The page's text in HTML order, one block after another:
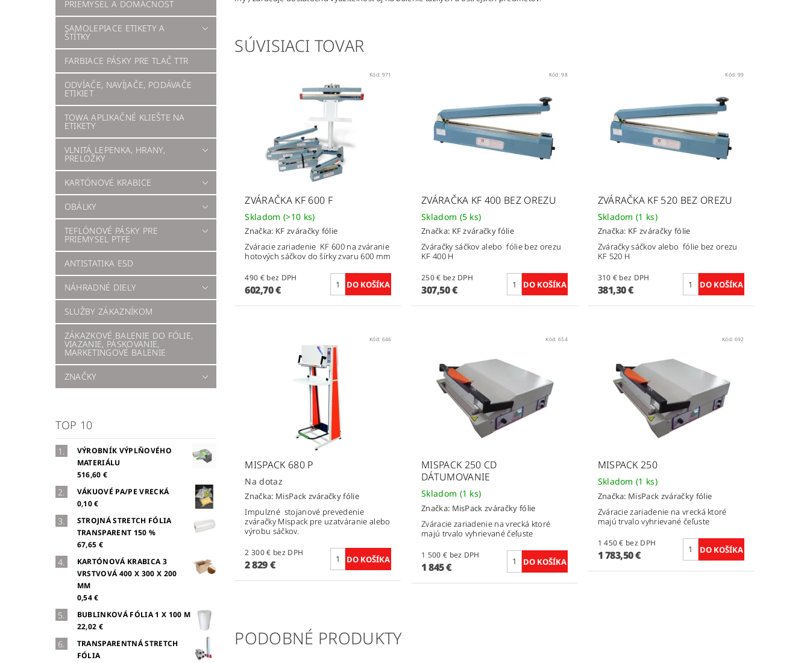
PRIEMYSEL A DOMÁCNOSŤ
SAMOLEPIACE ETIKETY A
ŠTÍTKY
FARBIACE PÁSKY PRE TLAČ TTR
ODVÍAČE, NAVÍJAČE, PODÁVAČE
ETIKIET
TOWA APLIKAČNÉ KLIEŠTE NA
ETIKETY
VLNITÁ LEPENKA, HRANY,
PRELOŽKY
KARTÓNOVÉ KRABICE
OBÁLKY
TEFLÓNOVÉ PÁSKY PRE
PRIEMYSEL PTFE
ANTISTATIKA ESD
NÁHRADNÉ DIELY
SLUŽBY ZÁKAZNÍKOM
ZÁKAZKOVÉ BALENIE DO FÓLIE,
VIAZANIE, PÁSKOVANIE,
MARKETINGOVÉ BALENIE
ZNAČKY
TOP 10
VÝROBNÍK VÝPLŇOVÉHO
MATERIÁLU
516,60 €
VÁKUOVÉ PA/PE VRECKÁ
0,10 €
STROJNÁ STRETCH FÓLIA
TRANSPARENT 150 %
67,65 €
KARTÓNOVÁ KRABICA 3
VRSTVOVÁ 400 X 300 X 200
MM
0,54 €
BUBLINKOVÁ FÓLIA 1 X 100 M
22,02 €
TRANSPARENTNÁ STRETCH
FÓLIA
SÚVISIACI TOVAR
Kód: 971
ZVÁRAČKA KF 600 F
Skladom (>10 ks)
Značka:
KF zváračky fólie
Zváracie zariadenie KF 600 na zváranie
hotových sáčkov do šírky zvaru 600 mm
490 € bez DPH
602,70 €
Kód:98
ZVÁRAČKA KF 400 BEZ OREZU
Skladom (5 ks)
Značka:
KF zváračky fólie
Zváračky sáčkov alebo fólie bez orezu
KF 400 H
250 € bez DPH
307,50 €
Kód: 99
ZVÁRAČKA KF 520 BEZ OREZU
Skladom(1 ks)
Značka:
KF zváračky fólie
Zváračky sáčkov alebo fólie bez orezu
KF 520 H
310 € bez DPH
381,30 €
Kód: 646
MISPACK 680 P
Na dotaz
Značka: MisPack zváračky fólie
Impulzné stojanové prevedenie
zváračky Mispack pre uzatváranie alebo
výrobu sáčkov.
2 300 € bez DPH
2 829 €
Kód:654
MISPACK 250 CD
DÁTUMOVANIE
Skladom (1 ks)
Značka: MisPack zváračky fólie
Zváracie zariadenie na vrecká ktoré
majú trvalo vyhrievané čeľuste
1 500 € bez DPH
1 845 €
Kód: 692
MISPACK 250
Skladom(1 ks)
Značka: MisPack zváračky fólie
Zváracie zariadenie na vrecká ktoré
majú trvalo vyhrievané čeľuste
1 450 € bez DPH
1 783,50 €
PODOBNÉ PRODUKTY